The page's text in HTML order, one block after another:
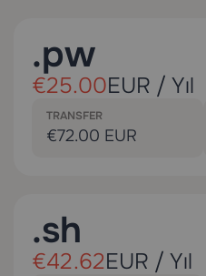
.pw
€25.00EUR / Yıl
TRANSFER
€72.00 EUR
.sh
€42.62EUR / Yıl